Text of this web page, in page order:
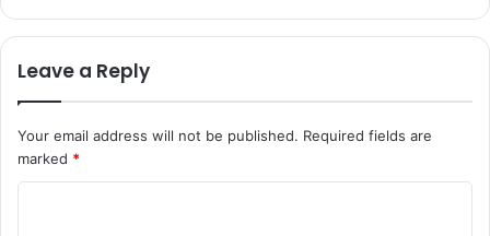
Leave a Reply
Your email address will not be published. Required fields are
marked *